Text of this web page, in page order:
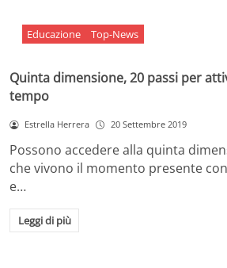
Educazione Top-News
Quinta dimensione, 20 passi per
tempo
Estrella Herrera 20 Settembre 2019
Possono accedere alla quinta
che vivono il momento presente
e…
Leggi di più